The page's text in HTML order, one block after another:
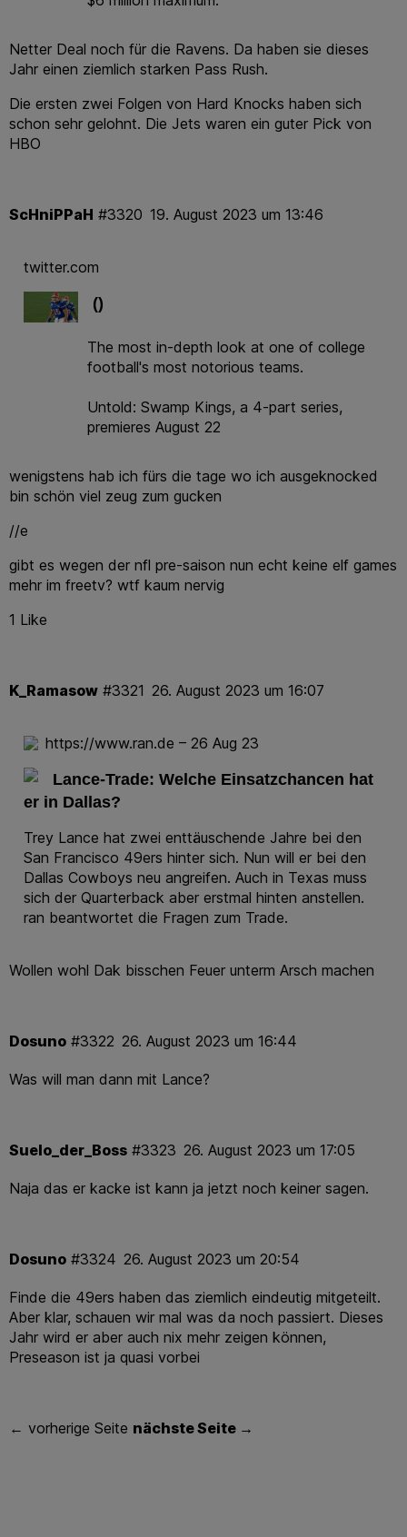
Netter Deal noch für die Ravens. Da haben sie dieses
Jahr einen ziemlich starken Pass Rush.
Die ersten zwei Folgen von Hard Knocks haben sich
schon sehr gelohnt. Die Jets waren ein guter Pick von
HBO
ScHniPPaH 19. August 2023 um 13:46
#3320
twitter.com
()
The most in-depth look at one of college
football's most notorious teams.
Untold: Swamp Kings, a 4-part series,
wenigstens hab ich fürs die tage wo ich ausgeknocked
bin schön viel zeug zum gucken
//e
gibt es wegen der nfl pre-saison nun echt keine elf games
mehr im freetv? wtf kaum nervig
1 Like
K_Ramasow 26. August 2023 um 16:07
#3321
https://www.ran.de – 26 Aug 23
Lance-Trade: Welche Einsatzchancen hat
er in Dallas?
Trey Lance hat zwei enttäuschende Jahre bei den
San Francisco 49ers hinter sich. Nun will er bei den
Dallas Cowboys neu angreifen. Auch in Texas muss
sich der Quarterback aber erstmal hinten anstellen.
ran beantwortet die Fragen zum Trade.
Wollen wohl Dak bisschen Feuer unterm Arsch machen
Dosuno 26. August 2023 um 16:44
#3322
Was will man dann mit Lance?
Suelo_der_Boss 26. August 2023 um 17:05
#3323
Naja das er kacke ist kann ja jetzt noch keiner sagen.
Dosuno 26. August 2023 um 20:54
#3324
Finde die 49ers haben das ziemlich eindeutig mitgeteilt.
Aber klar, schauen wir mal was da noch passiert. Dieses
Jahr wird er aber auch nix mehr zeigen können,
Preseason ist ja quasi vorbei
← vorherige Seite nächste Seite →